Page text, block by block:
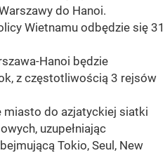
do Hanoi.
Wietnamu odbędzie się 31
Hanoi będzie
z częstotliwością 3 rejsów
miasto do azjatyckiej siatki
uzupełniając
Tokio, Seul, New